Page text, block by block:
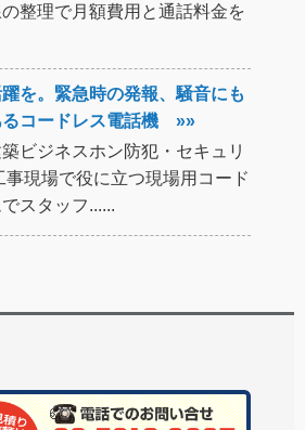
整理で月額費用と通話料金を
を。緊急時の発報、騒音にも
るコードレス電話機 »»
ビジネスホン防犯・セキュリ
事現場で役に立つ現場用コード
スタッフ......